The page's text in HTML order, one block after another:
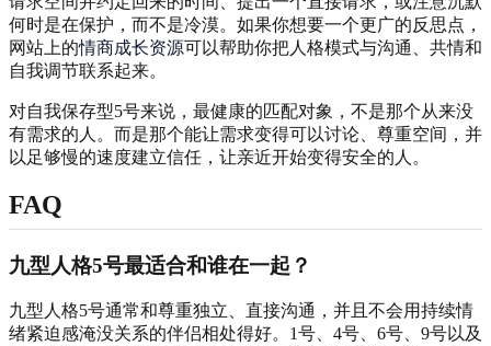
何时是在保护，而不是冷漠。如果你想要一个更广的反思点，
网站上的情商成长资源可以帮助你把人格模式与沟通、共情和
自我调节联系起来。
对自我保存型5号来说，最健康的匹配对象，不是那个从来没
有需求的人。而是那个能让需求变得可以讨论、尊重空间，并
以足够慢的速度建立信任，让亲近开始变得安全的人。
FAQ
九型人格5号最适合和谁在一起？
九型人格5号通常和尊重独立、直接沟通，并且不会用持续情
绪紧迫感淹没关系的伴侣相处得好。1号、4号、6号、9号以及